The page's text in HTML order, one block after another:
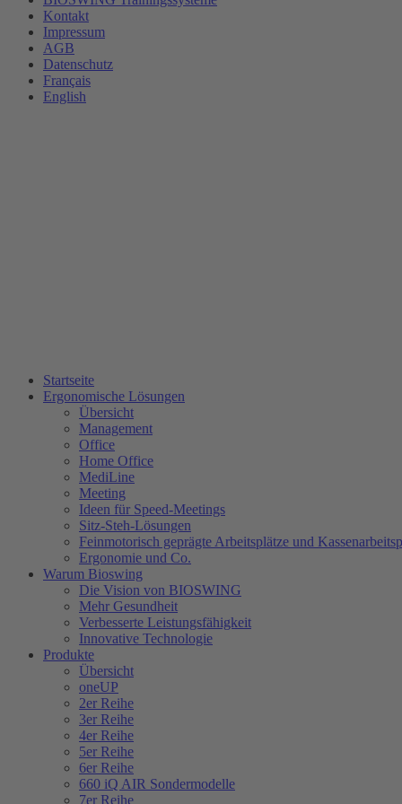
Kontakt
Impressum
AGB
Datenschutz
Français
English
Startseite
Ergonomische Lösungen
Übersicht
Management
Office
Home Office
MediLine
Meeting
Ideen für Speed-Meetings
Sitz-Steh-Lösungen
Feinmotorisch geprägte Arbeitsplätze und
Ergonomie und Co.
Warum Bioswing
Die Vision von BIOSWING
Mehr Gesundheit
Verbesserte Leistungsfähigkeit
Innovative Technologie
Produkte
Übersicht
oneUP
2er Reihe
3er Reihe
4er Reihe
5er Reihe
6er Reihe
660 iQ AIR Sondermodelle
7er Reihe